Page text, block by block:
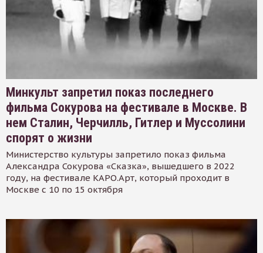
Минкульт запретил показ последнего
фильма Сокурова на фестивале в Москве. В
нем Сталин, Черчилль, Гитлер и Муссолини
спорят о жизни
Министерство культуры запретило показ фильма
Александра Сокурова «Сказка», вышедшего в 2022
году, на фестивале КАРО.Арт, который проходит в
Москве с 10 по 15 октября